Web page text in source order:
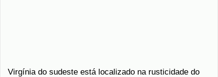
Virgínia do sudeste está localizado na rusticidade do